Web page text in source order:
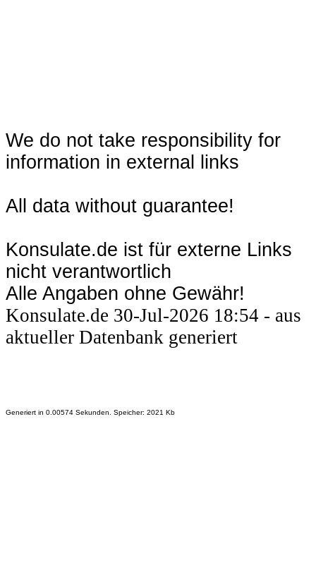
We do not take responsibility for
information in external links
All data without guarantee!
Konsulate.de ist für externe Links
nicht verantwortlich
Alle Angaben ohne Gewähr!
Konsulate.de 30-Jul-2026 18:54 - aus
aktueller Datenbank generiert
Generiert in 0.00574 Sekunden. Speicher: 2021 Kb